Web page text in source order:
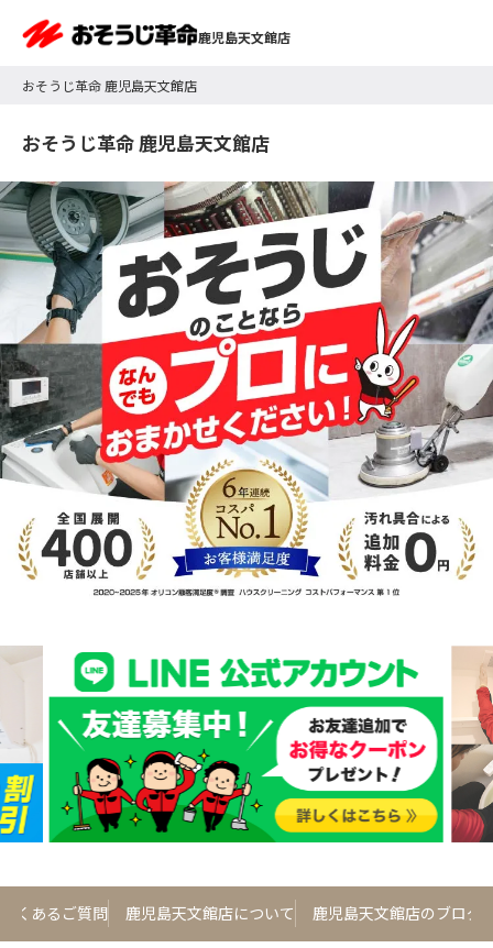
鹿児島天文館店
おそうじ革命 鹿児島天文館店
おそうじ革命 鹿児島天文館店
よくあるご質問 鹿児島天文館店について 鹿児島天文館店のブログ